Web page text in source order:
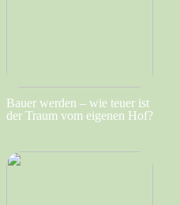
Bauer werden – wie teuer ist
der Traum vom eigenen Hof?